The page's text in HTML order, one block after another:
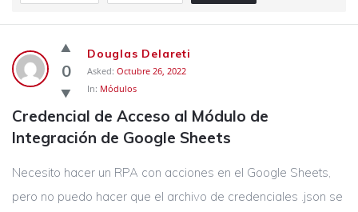
0
Douglas Delareti
Asked: Octubre 26, 2022
In: Módulos
Credencial de Acceso al Módulo de
Integración de Google Sheets
Necesito hacer un RPA con acciones en el Google Sheets,
pero no puedo hacer que el archivo de credenciales .json se